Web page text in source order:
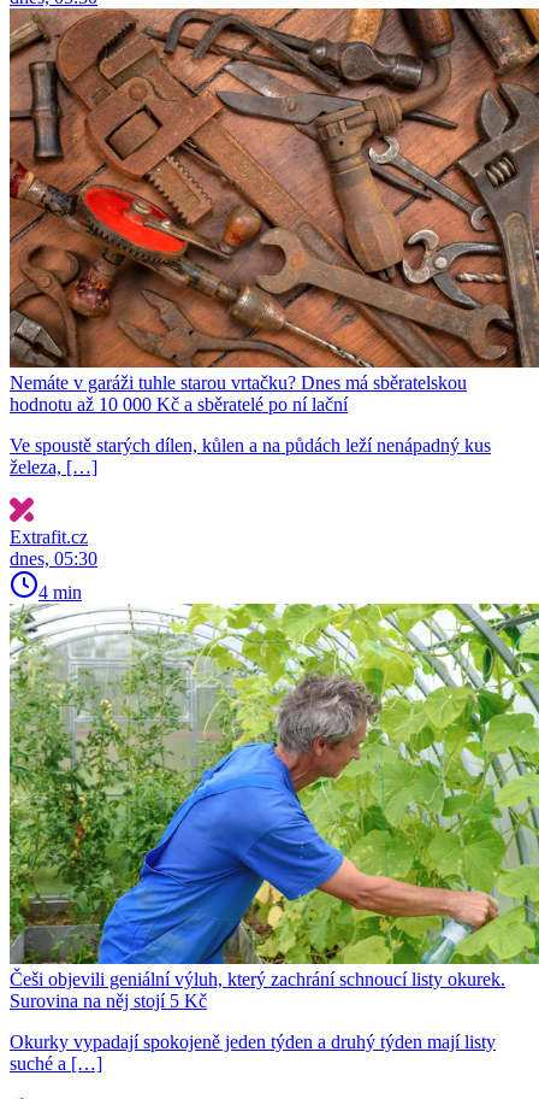
Nemáte v garáži tuhle starou vrtačku? Dnes má sběratelskou
hodnotu až 10 000 Kč a sběratelé po ní lační
Ve spoustě starých dílen, kůlen a na půdách leží nenápadný kus
železa, […]
Extrafit.cz
dnes, 05:30
4 min
Češi objevili geniální výluh, který zachrání schnoucí listy okurek.
Surovina na něj stojí 5 Kč
Okurky vypadají spokojeně jeden týden a druhý týden mají listy
suché a […]